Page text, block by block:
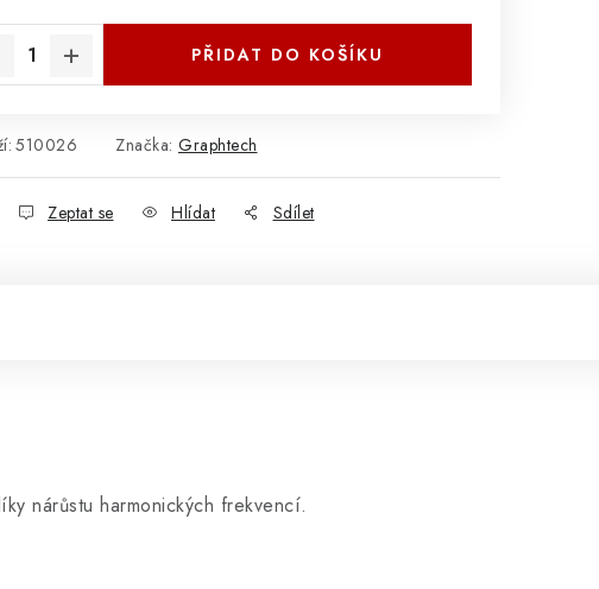
PŘIDAT DO KOŠÍKU
510026 Značka: Graphtech
Zeptat se Hlídat Sdílet
nárůstu harmonických frekvencí.